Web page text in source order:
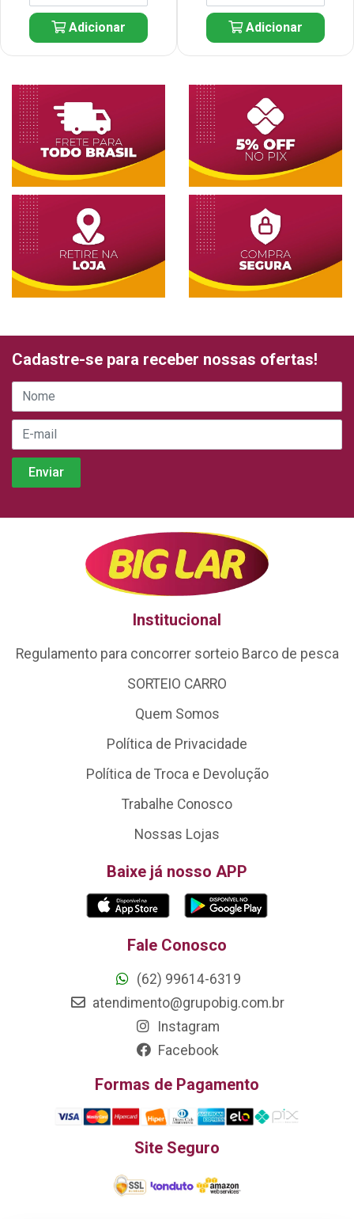
Adicionar Adicionar
Cadastre-se para receber nossas ofertas!
Institucional
Regulamento para concorrer sorteio Barco de pesca
SORTEIO CARRO
Quem Somos
Política de Privacidade
Política de Troca e Devolução
Trabalhe Conosco
Nossas Lojas
Baixe já nosso APP
Fale Conosco
(62) 99614-6319
atendimento@grupobig.com.br
Instagram
Facebook
Formas de Pagamento
Site Seguro